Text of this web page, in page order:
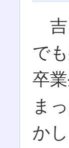
吉
で
卒
ま
か